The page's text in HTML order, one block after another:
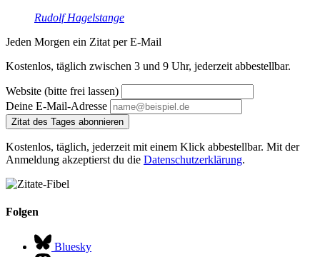
Rudolf Hagelstange
Jeden Morgen ein Zitat per E-Mail
Kostenlos, täglich zwischen 3 und 9 Uhr, jederzeit abbestellbar.
Website (bitte frei lassen)
Deine E-Mail-Adresse
Zitat des Tages abonnieren
Kostenlos, täglich, jederzeit mit einem Klick abbestellbar. Mit der
Anmeldung akzeptierst du die Datenschutzerklärung.
Folgen
Bluesky